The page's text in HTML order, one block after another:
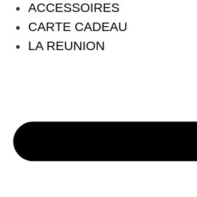
ACCESSOIRES
CARTE CADEAU
LA REUNION